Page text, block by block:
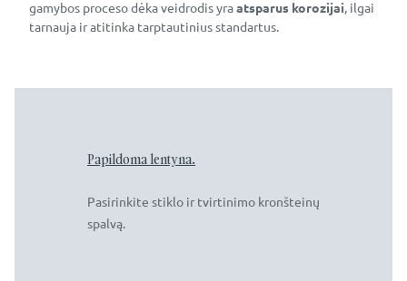
gamybos proceso dėka veidrodis yraatsparus korozijai, ilgai
tarnauja ir atitinka tarptautinius standartus.
Papildoma lentyna.
Pasirinkite stiklo ir tvirtinimo kronšteinų
spalvą.